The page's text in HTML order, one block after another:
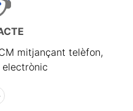
mitjançant telèfon,